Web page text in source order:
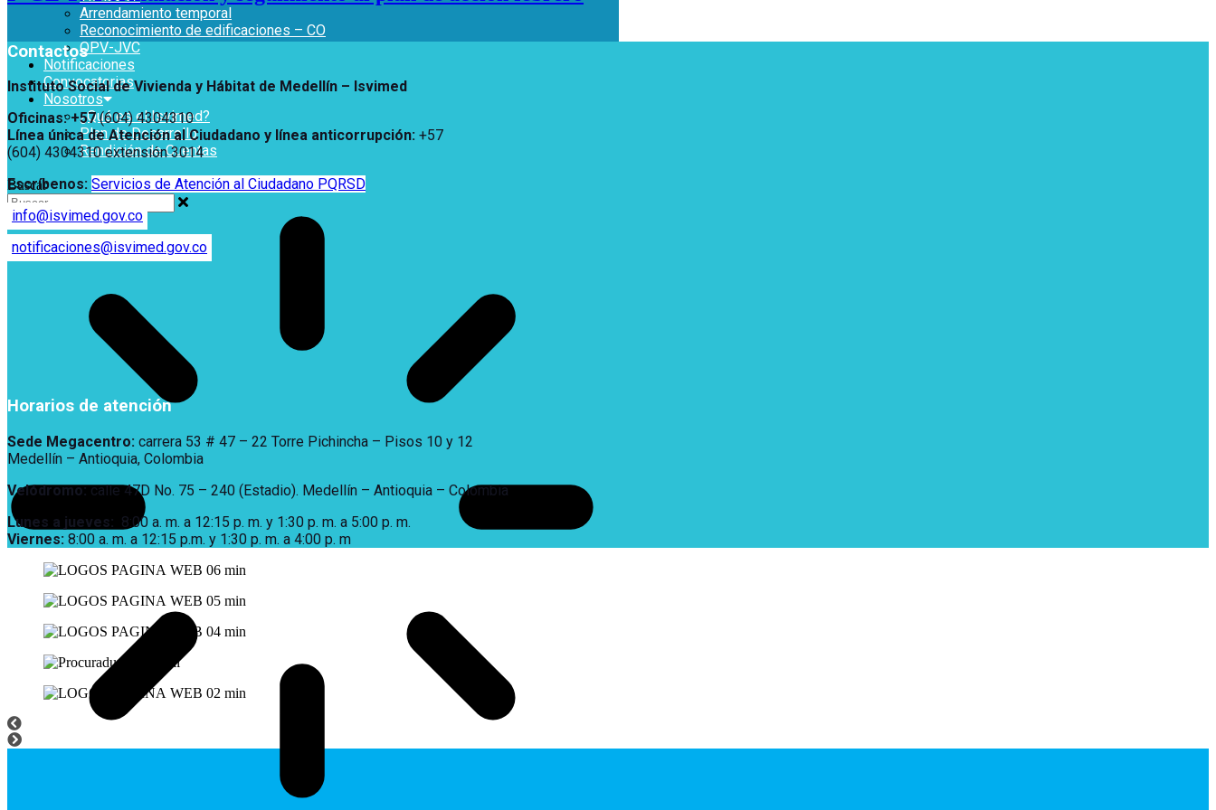
Más Información sobre Accesibilidad
Arrendamiento temporal
Reconocimiento de edificaciones – CO
OPV-JVC
Notificaciones
Convocatorias
Nosotros
¿Qué es el Isvimed?
Plan de Desarrollo
Rendición de Cuentas
Buscar
Contactos
Instituto Social de Vivienda y Hábitat de Medellín – Isvimed
Oficinas: +57(604) 4304310
Línea única de Atención al Ciudadano y línea anticorrupción: +57
(604) 4304310 extensión3014
Escríbenos: Servicios de Atención al Ciudadano PQRSD
info@isvimed.gov.co
notificaciones@isvimed.gov.co
Horarios de atención
Sede Megacentro: carrera 53 # 47 – 22 Torre Pichincha – Pisos 10 y 12
Medellín – Antioquia, Colombia
Velódromo:calle 47D No. 75 – 240 (Estadio). Medellín – Antioquia – Colombia
Lunes a jueves: 8:00 a. m. a 12:15 p. m. y 1:30 p. m. a 5:00 p. m.
Viernes: 8:00 a. m. a 12:15 p.m. y 1:30 p. m. a 4:00 p. m